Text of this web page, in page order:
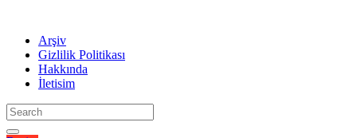
Arşiv
Gizlilik Politikası
Hakkında
İletisim